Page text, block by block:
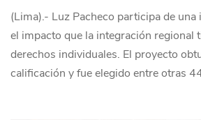
(Lima).- Luz Pacheco participa de
el impacto que la integración regional
derechos individuales. El proyecto
calificación y fue elegido entre otras